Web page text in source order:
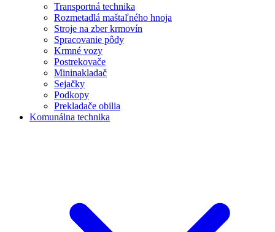
Transportná technika
Rozmetadlá maštaľného hnoja
Stroje na zber krmovín
Spracovanie pôdy
Krmné vozy
Postrekovače
Mininakladač
Sejačky
Podkopy
Prekladače obilia
Komunálna technika